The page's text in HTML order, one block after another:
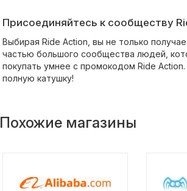
Присоединяйтесь к сообществу
Выбирая Ride Action, вы не только
частью большого сообщества людей,
покупать умнее с промокодом Ride
полную катушку!
Похожие магазины